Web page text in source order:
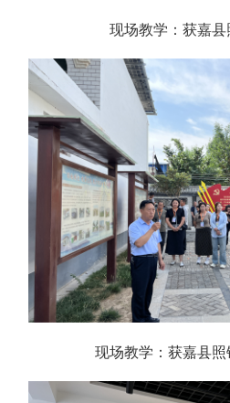
现场教学：获嘉
现场教学：获嘉县